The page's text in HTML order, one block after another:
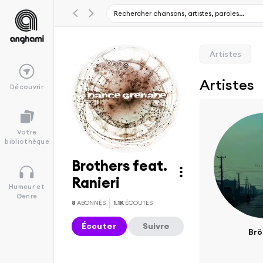
Découvrir
Votre
bibliothèque
Humeur et
Genre
Brothers feat.
Ranieri
8 ABONNÉS 1.1K ÉCOUTES
Écouter Suivre
Artistes
Artistes